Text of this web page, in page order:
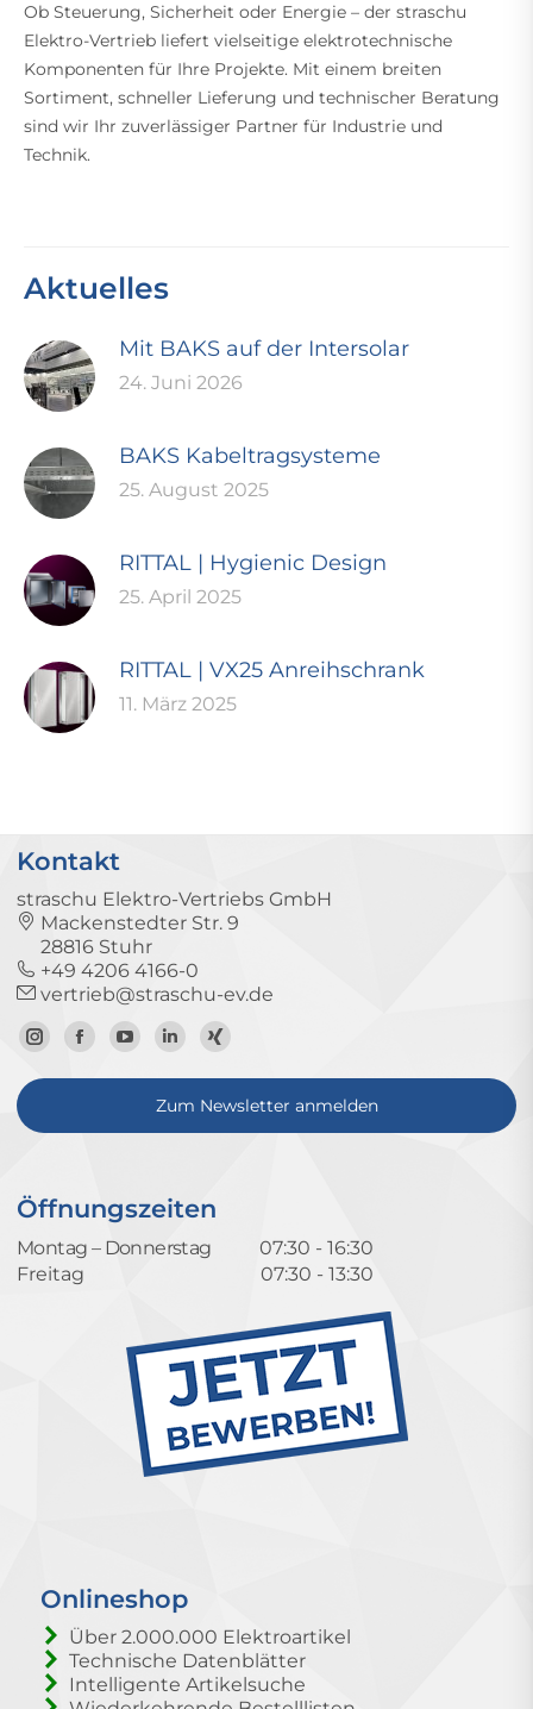
Ob Steuerung, Sicherheit oder Energie – der straschu
Elektro-Vertrieb liefert vielseitige elektrotechnische
Komponenten für Ihre Projekte. Mit einem breiten
Sortiment, schneller Lieferung und technischer Beratung
sind wir Ihr zuverlässiger Partner für Industrie und
Technik.
Aktuelles
Mit BAKS auf der Intersolar
24. Juni 2026
BAKS Kabeltragsysteme
25. August 2025
RITTAL | Hygienic Design
25. April 2025
RITTAL | VX25 Anreihschrank
11. März 2025
Kontakt
straschu Elektro-Vertriebs GmbH
Mackenstedter Str. 9
28816 Stuhr
+49 4206 4166-0
vertrieb@straschu-ev.de
Zum
Instagram-
Zur
Facebook-
Zum
YouTube-
Kanal
Zum
LinkedIn-
Profil
Zum
Xing-
Profil
Zum Newsletter anmelden
Öffnungszeiten
Montag – Donnerstag
07:30 - 16:30
Freitag
07:30 - 13:30
Onlineshop
Über 2.000.000 Elektroartikel
Technische Datenblätter
Intelligente Artikelsuche